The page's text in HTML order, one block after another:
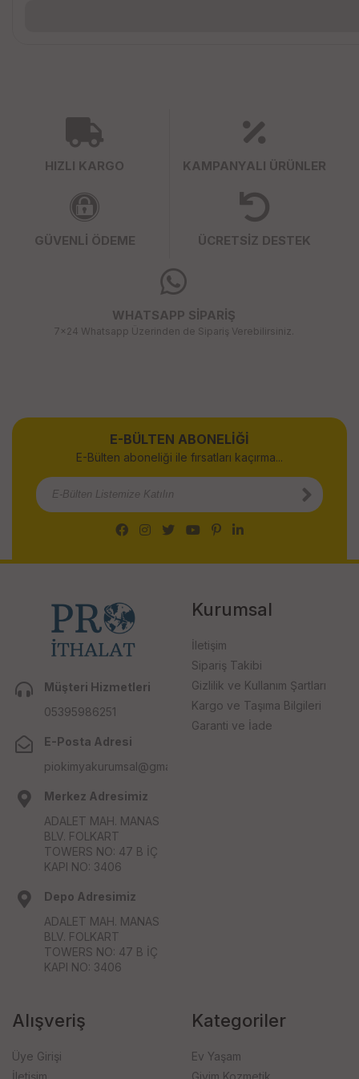
HIZLI KARGO KAMPANYALI ÜRÜNLER
GÜVENLİ ÖDEME ÜCRETSİZ DESTEK
WHATSAPP SİPARİŞ
7x24 Whatsapp Üzerinden de Sipariş Verebilirsiniz.
E-BÜLTEN ABONELİĞİ
E-Bülten aboneliği ile fırsatları kaçırma...
Müşteri Hizmetleri
05395986251
E-Posta Adresi
piokimyakurumsal@gmail.com
Merkez Adresimiz
ADALET MAH. MANAS
BLV. FOLKART
TOWERS NO: 47 B İÇ
KAPI NO: 3406
Depo Adresimiz
ADALET MAH. MANAS
BLV. FOLKART
TOWERS NO: 47 B İÇ
KAPI NO: 3406
Kurumsal
İletişim
Sipariş Takibi
Gizlilik ve Kullanım Şartları
Kargo ve Taşıma Bilgileri
Garanti ve İade
Alışveriş
Üye Girişi
Kategoriler
Ev Yaşam